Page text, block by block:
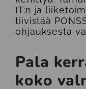
IT:n ja
tiivistää
ohjauksesta
Pala
koko